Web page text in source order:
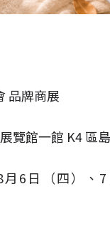
品牌商展
覽館一館 K4區
月 6 日（四）、 7